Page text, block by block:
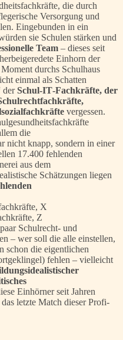
die durch
Versorgung und
Eingebunden in ein
sie Schulen stärken und
Team – dieses seit
Einhorn der
durchs Schulhaus
einmal als Schatten
derSchul‑IT‑Fachkräfte, der
vergessen.
die
nicht knapp, sondern in einer
17.400 fehlenden
aus dem
Schätzungen liegen
X
Z
Schulrecht- und
– wer soll die alle einstellen,
schon die eigentlichen
fehlen – vielleicht
Einhörner seit Jahren
letzte Match dieser Profi-